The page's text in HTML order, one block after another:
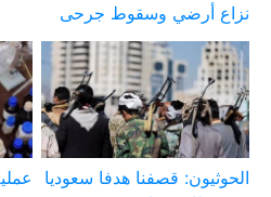
نزاع أرضي وسقوط جرحى
الحوثيون: قصفنا هدفا سعوديا